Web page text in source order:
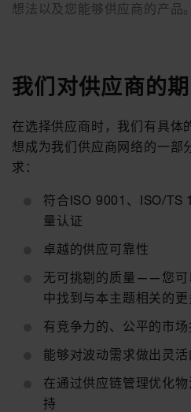
想法以及您能够供应商的产品。
我们对供应商的
在选择供应商时，我们有具体
想成为我们供应商网络的一部
求：
符合ISO 9001、ISO/TS
量认证
卓越的供应可靠性
无可挑剔的质量——您可
中找到与本主题相关的更
有竞争力的、公平的市场
能够对波动需求做出灵活
在通过供应链管理优化
持